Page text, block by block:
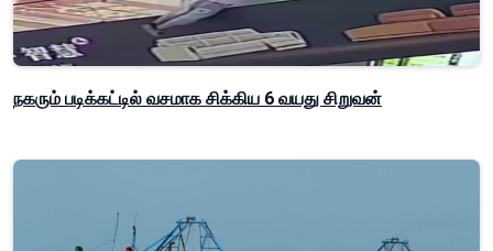
நகரும் படிக்கட்டில் வசமாக சிக்கிய 6 வயது சிறுவன்